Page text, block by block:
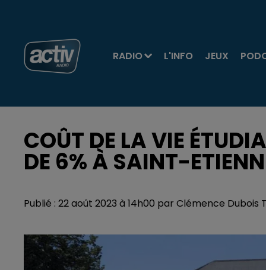
RADIO L'INFO JEUX
COÛT DE LA VIE
DE 6% À SAINT-
Publié : 22 août 2023 à 14h00 par Clémence Dubois